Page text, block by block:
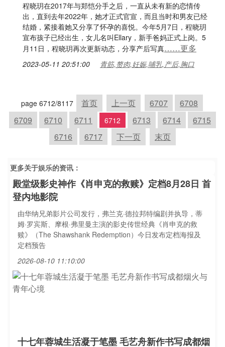
程晓玥在2017年与郑恺分手之后，一直从未有新的恋情传
出，直到去年2022年，她才正式官宣，而且当时和男友已经
结婚，紧接着她又分享了怀孕的喜悦。今年5月7日，程晓玥
宣布孩子已经出生，女儿名叫Ellary，新手爸妈正式上岗。5
月11日，程晓玥再次更新动态，分享产后写真……更多
2023-05-11 20:51:00 青筋,赘肉,妊娠,哺乳,产后,胸口
page 6712/8117 首页 上一页 6707
6708
6709
6710 6711 6712 6713 6714
6715
6716
6717 下一页 末页
更多关于娱乐的资讯：
殿堂级影史神作《肖申克的救赎》定档8月28日 首
登内地影院
由华纳兄弟影片公司发行，弗兰克·德拉邦特编剧并执导，蒂
姆·罗宾斯、摩根·弗里曼主演的影史传世经典《肖申克的救
赎》（The Shawshank Redemption）今日发布定档海报及
定档预告
2026-08-10 11:10:00
十七年蓉城生活凝于笔墨 毛艺舟新作书写成都烟